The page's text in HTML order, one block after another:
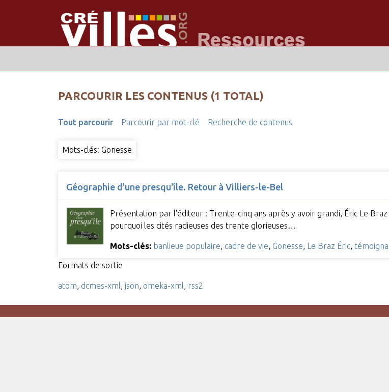
PARCOURIR LES CONTENUS (1 TOTAL)
Tout parcourir Parcourir par mot-clé Recherche de contenus
Mots-clés: Gonesse
Géographie d'une presqu'île. Retour à Villiers-le-Bel
Présentation par l'éditeur : Trente-cinq ans après y avoir grandi, Éric Le
pourquoi les cités radieuses des trente glorieuses…
Mots-clés: banlieue populaire cadre de vie Gonesse Le Braz Éric,
Formats de sortie
atom dcmes-xml json omeka-xml rss2